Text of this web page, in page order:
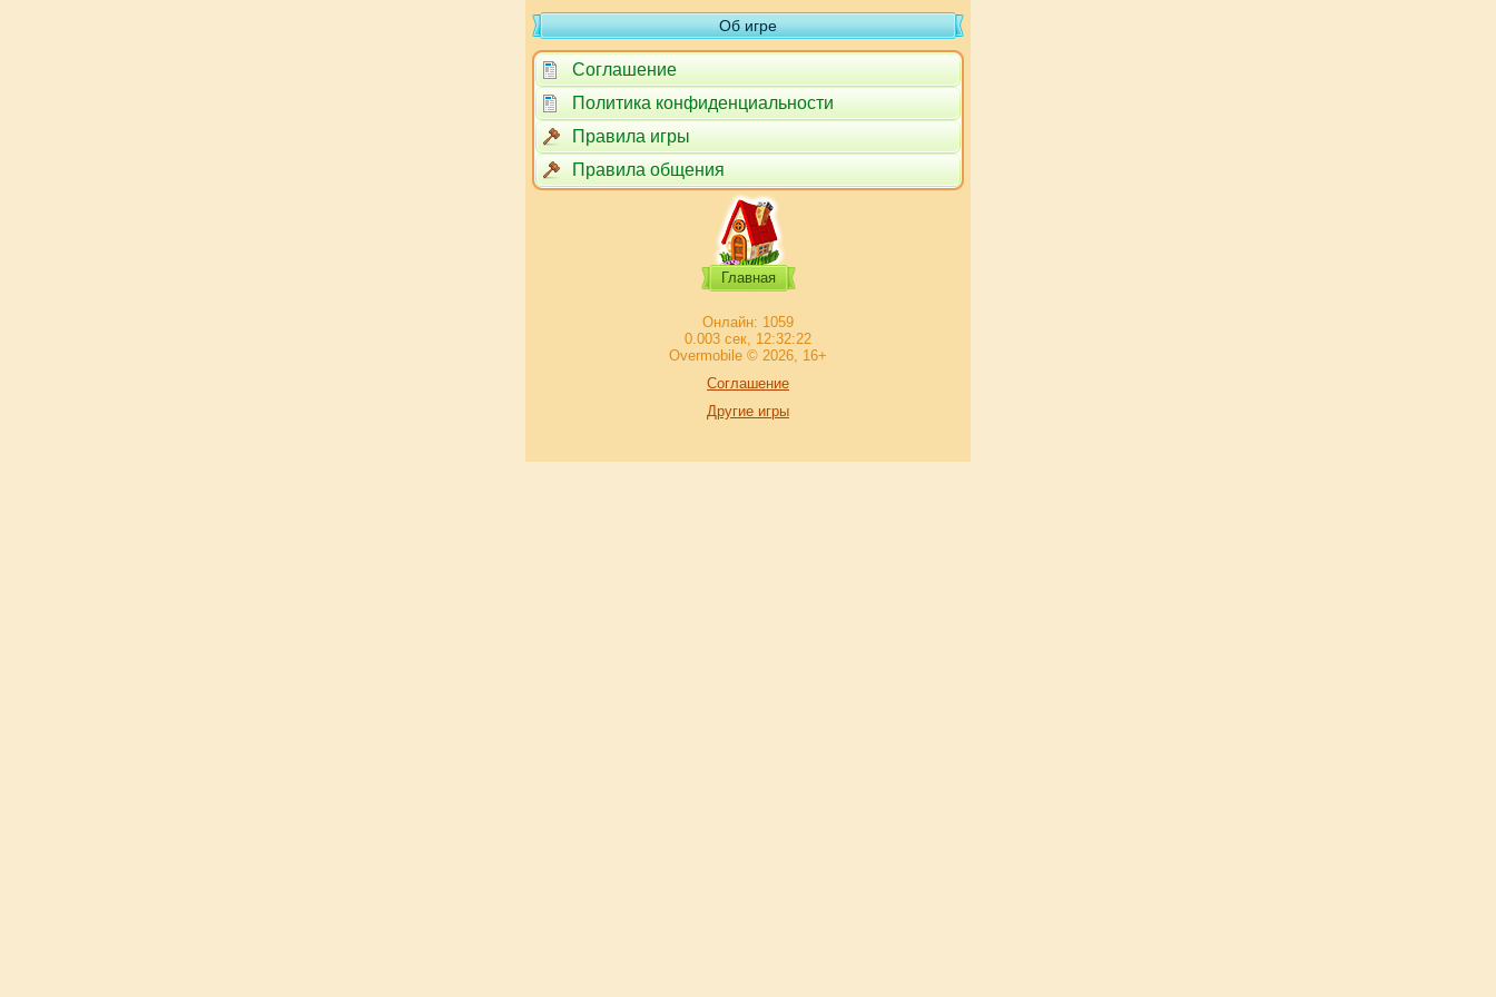
Об игре
Соглашение
Политика конфиденциальности
Правила игры
Правила общения
Главная
Онлайн: 1059
0.003 сек, 12:32:22
Overmobile © 2026, 16+
Соглашение
Другие игры